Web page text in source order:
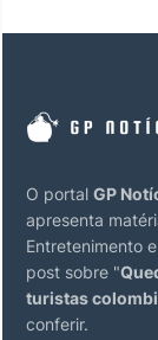
O portal GP
apresenta
Entretenimento
post sobre "
turistas
conferir.